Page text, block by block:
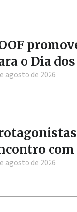
o Dia
agosto de 2026
agosto de 2026